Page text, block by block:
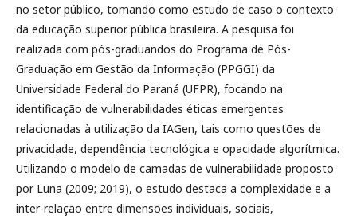
no setor público, tomando como estudo de caso o contexto
da educação superior pública brasileira. A pesquisa foi
realizada com pós-graduandos do Programa de Pós-
Graduação em Gestão da Informação (PPGGI) da
Universidade Federal do Paraná (UFPR), focando na
identificação de vulnerabilidades éticas emergentes
relacionadas à utilização da IAGen, tais como questões de
privacidade, dependência tecnológica e opacidade algorítmica.
Utilizando o modelo de camadas de vulnerabilidade proposto
por Luna (2009; 2019), o estudo destaca a complexidade e a
inter-relação entre dimensões individuais, sociais,